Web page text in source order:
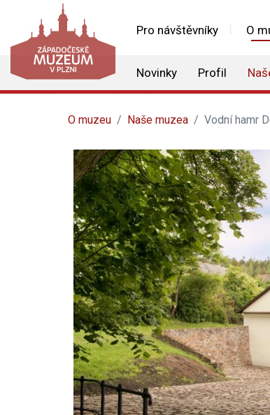
Pro návštěvníky O
Novinky Profil
O muzeu Naše muzea Vodní hamr